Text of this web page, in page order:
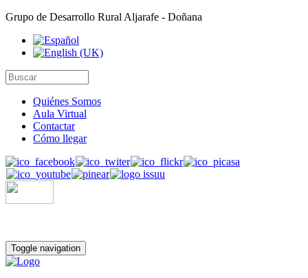
Grupo de Desarrollo Rural Aljarafe - Doñana
Quiénes Somos
Aula Virtual
Contactar
Cómo llegar
Toggle navigation